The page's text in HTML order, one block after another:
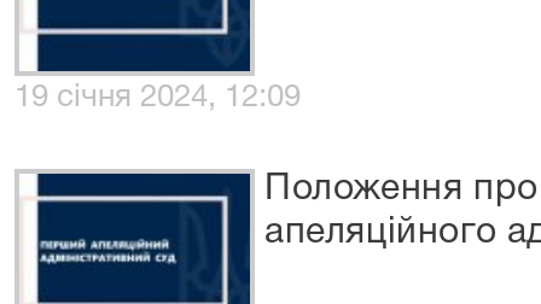
19 січня 2024, 12:09
Положення
апеляційного